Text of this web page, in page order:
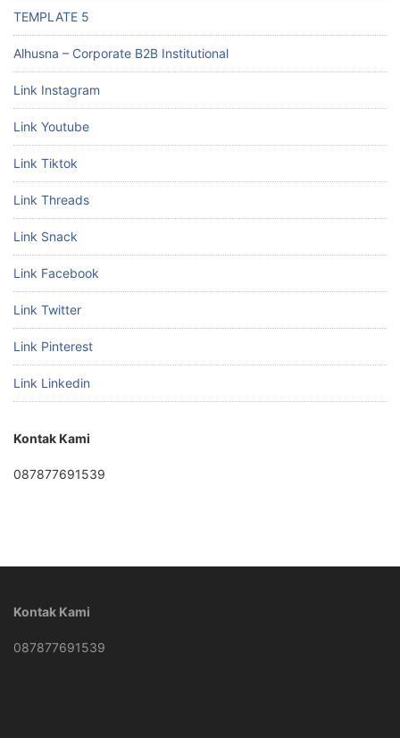
TEMPLATE 5
Alhusna – Corporate B2B Institutional
Link Instagram
Link Youtube
Link Tiktok
Link Threads
Link Snack
Link Facebook
Link Twitter
Link Pinterest
Link Linkedin
Kontak Kami
087877691539
Kontak Kami
087877691539